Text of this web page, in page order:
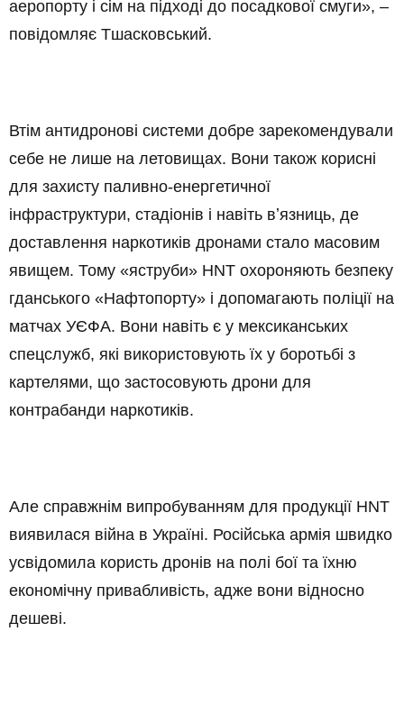
аеропорту і сім на підході до посадкової смуги», –
повідомляє Тшасковський.
Втім антидронові системи добре зарекомендували
себе не лише на летовищах. Вони також корисні
для захисту паливно-енергетичної
інфраструктури, стадіонів і навіть вʼязниць, де
доставлення наркотиків дронами стало масовим
явищем. Тому «яструби» HNT охороняють безпеку
гданського «Нафтопорту» і допомагають поліції на
матчах УЄФА. Вони навіть є у мексиканських
спецслужб, які використовують їх у боротьбі з
картелями, що застосовують дрони для
контрабанди наркотиків.
Але справжнім випробуванням для продукції HNT
виявилася війна в Україні. Російська армія швидко
усвідомила користь дронів на полі бої та їхню
економічну привабливість, адже вони відносно
дешеві.